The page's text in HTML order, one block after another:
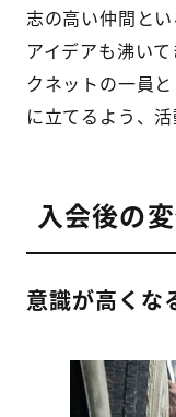
志の高い仲間と
アイデアも沸い
クネットの一員
に立てるよう、
入会後の
意識が高くな